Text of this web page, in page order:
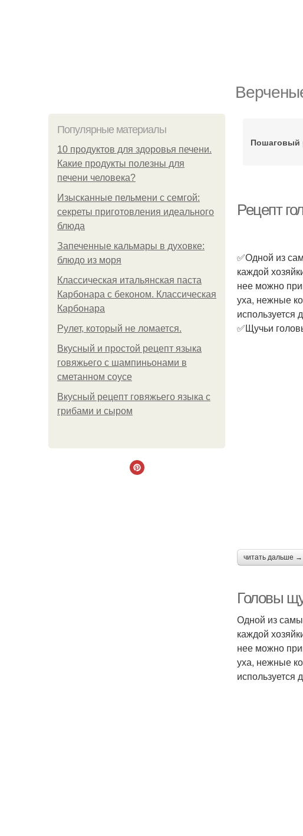
Популярные материалы
10 продуктов для здоровья печени.
Какие продукты полезны для
печени человека?
Изысканные пельмени с семгой:
секреты приготовления идеального
блюда
Запеченные кальмары в духовке:
блюдо из моря
Классическая итальянская паста
Карбонара с беконом. Классическая
Карбонара
Рулет, который не ломается.
Вкусный и простой рецепт языка
говяжьего с шампиньонами в
сметанном соусе
Вкусный рецепт говяжьего языка с
грибами и сыром
Пошаговый
Рецепт
✅Одной из
каждой
нее можно
уха, нежные
используется
✅Щучьи
читать дальше →
Головы
Одной из
каждой
нее можно
уха, нежные
используется